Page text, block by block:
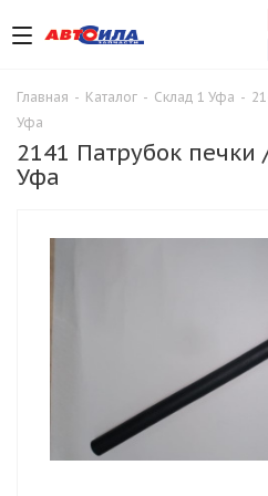
Главная - Каталог - Склад 1 Уфа -
Уфа
2141 Патрубок
Уфа